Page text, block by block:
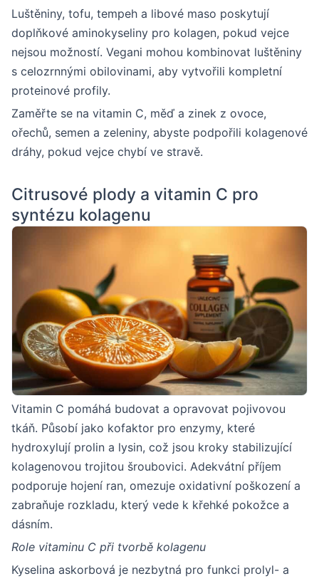
Luštěniny, tofu, tempeh a libové maso poskytují
doplňkové aminokyseliny pro kolagen, pokud vejce
nejsou možností. Vegani mohou kombinovat luštěniny
s celozrnnými obilovinami, aby vytvořili kompletní
proteinové profily.
Zaměřte se na vitamin C, měď a zinek z ovoce,
ořechů, semen a zeleniny, abyste podpořili kolagenové
dráhy, pokud vejce chybí ve stravě.
Citrusové plody a vitamin C pro
syntézu kolagenu
Vitamin C pomáhá budovat a opravovat pojivovou
tkáň. Působí jako kofaktor pro enzymy, které
hydroxylují prolin a lysin, což jsou kroky stabilizující
kolagenovou trojitou šroubovici. Adekvátní příjem
podporuje hojení ran, omezuje oxidativní poškození a
zabraňuje rozkladu, který vede k křehké pokožce a
dásním.
Role vitaminu C při tvorbě kolagenu
Kyselina askorbová je nezbytná pro funkci prolyl- a